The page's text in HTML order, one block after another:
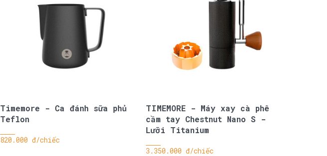
Timemore - Ca đánh sữa phủ
Teflon
820.000 đ/chiếc
TIMEMORE - Máy xay cà phê
cầm tay Chestnut Nano S -
Lưỡi Titanium
3.350.000 đ/chiếc